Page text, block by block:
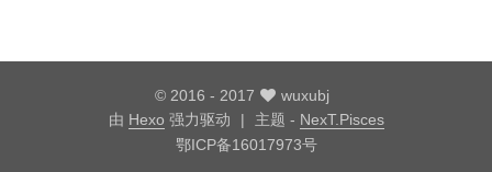
© 2016 - 2017
wuxubj
由 Hexo 强力驱动 主题 - NexT.Pisces
鄂ICP备16017973号